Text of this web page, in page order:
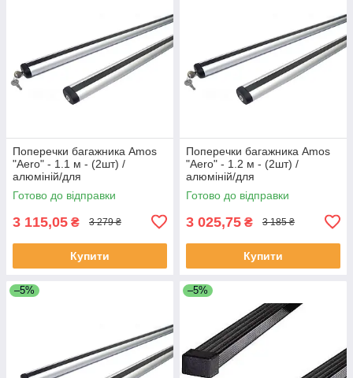
Поперечки багажника Amos
"Aero" - 1.1 м - (2шт) /
алюміній/для
лап:Dromader/Koala/Alfa/Futu
ra/Nowy/Beta
Готово до відправки
3 115,05 ₴ 3 279 ₴
Купити
Поперечки багажника Amos
"Aero" - 1.2 м - (2шт) /
алюміній/для
лап:Dromader/Koala/Alfa/Futu
ra/Nowy/Beta
Готово до відправки
3 025,75 ₴ 3 185 ₴
Купити
–5% –5%